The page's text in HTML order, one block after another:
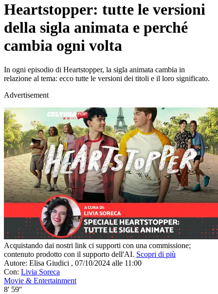
Heartstopper: tutte le versioni
della sigla animata e perché
cambia ogni volta
In ogni episodio di Heartstopper, la sigla animata cambia in
relazione al tema: ecco tutte le versioni dei titoli e il loro significato.
Advertisement
Acquistando dai nostri link ci supporti con una commissione;
contenuto prodotto con il supporto dell'AI. Scopri di più
Autore: Elisa Giudici , 07/10/2024 alle 11:00
Con: Livia Soreca
Movie & Entertainment
8' 59''